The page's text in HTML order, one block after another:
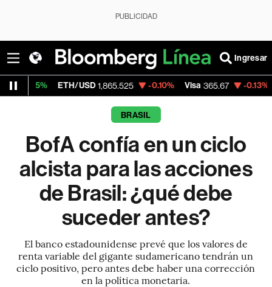
PUBLICIDAD
Ingresar
ETH/USD 1,865.525 -0.10% Visa 365.67 -0.13%
BRASIL
BofA confía en un ciclo
alcista para las acciones
de Brasil: ¿qué debe
suceder antes?
El banco estadounidense prevé que los valores de
renta variable del gigante sudamericano tendrán un
ciclo positivo, pero antes debe haber una corrección
en la política monetaria.